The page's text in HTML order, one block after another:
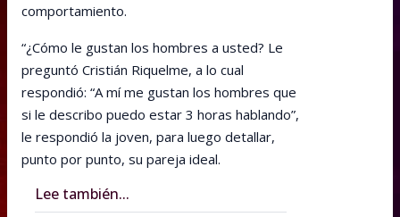
comportamiento.
“¿Cómo le gustan los hombres a usted? Le
preguntó Cristián Riquelme, a lo cual
respondió: “A mí me gustan los hombres que
si le describo puedo estar 3 horas hablando”,
le respondió la joven, para luego detallar,
punto por punto, su pareja ideal.
Lee también...